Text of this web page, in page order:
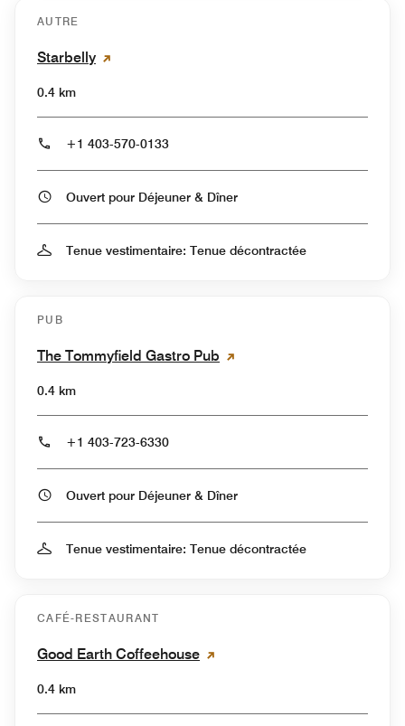
AUTRE
Starbelly
0.4 km
+1 403-570-0133
Ouvert pour Déjeuner & Dîner
Tenue vestimentaire: Tenue décontractée
PUB
The Tommyfield Gastro Pub
0.4 km
+1 403-723-6330
Ouvert pour Déjeuner & Dîner
Tenue vestimentaire: Tenue décontractée
CAFÉ-RESTAURANT
Good Earth Coffeehouse
0.4 km